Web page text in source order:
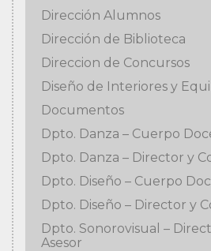
Dirección Alumnos
Dirección de Biblioteca
Direccion de Concursos
Diseño de Interiores y
Documentos
Dpto. Danza – Cuerpo
Dpto. Danza – Director y
Dpto. Diseño – Cuerpo
Dpto. Diseño – Director y
Dpto. Sonorovisual –
Asesor